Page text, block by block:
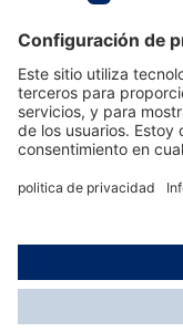
Servicio de
Ayuda
Información
© Dräger Hispania
*Todos los precios